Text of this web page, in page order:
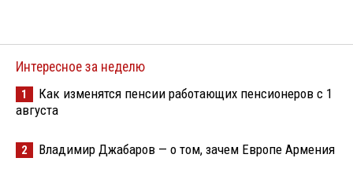
Интересное за неделю
1
Как изменятся пенсии работающих пенсионеров с 1
августа
2 Владимир Джабаров — о том, зачем Европе Армения